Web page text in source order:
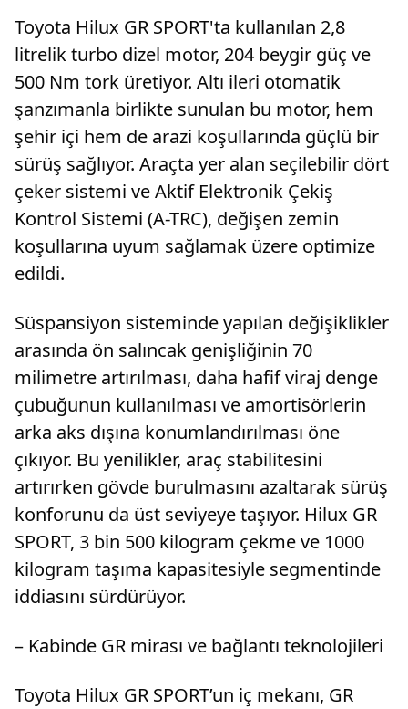
Toyota Hilux GR SPORT'ta kullanılan 2,8
litrelik turbo dizel motor, 204 beygir güç ve
500 Nm tork üretiyor. Altı ileri otomatik
şanzımanla birlikte sunulan bu motor, hem
şehir içi hem de arazi koşullarında güçlü bir
sürüş sağlıyor. Araçta yer alan seçilebilir dört
çeker sistemi ve Aktif Elektronik Çekiş
Kontrol Sistemi (A-TRC), değişen zemin
koşullarına uyum sağlamak üzere optimize
edildi.
Süspansiyon sisteminde yapılan değişiklikler
arasında ön salıncak genişliğinin 70
milimetre artırılması, daha hafif viraj denge
çubuğunun kullanılması ve amortisörlerin
arka aks dışına konumlandırılması öne
çıkıyor. Bu yenilikler, araç stabilitesini
artırırken gövde burulmasını azaltarak sürüş
konforunu da üst seviyeye taşıyor. Hilux GR
SPORT, 3 bin 500 kilogram çekme ve 1000
kilogram taşıma kapasitesiyle segmentinde
iddiasını sürdürüyor.
– Kabinde GR mirası ve bağlantı teknolojileri
Toyota Hilux GR SPORT’un iç mekanı, GR